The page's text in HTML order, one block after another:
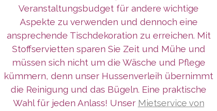
Veranstaltungsbudget für andere wichtige
Aspekte zu verwenden und dennoch eine
ansprechende Tischdekoration zu erreichen. Mit
Stoffservietten sparen Sie Zeit und Mühe und
müssen sich nicht um die Wäsche und Pflege
kümmern, denn unser Hussenverleih übernimmt
die Reinigung und das Bügeln. Eine praktische
Wahl für jeden Anlass! Unser Mietservice von